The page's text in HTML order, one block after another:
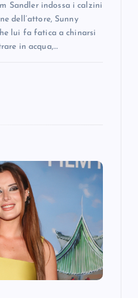
Sandler indossa i calzini
dell’attore, Sunny
lui fa fatica a chinarsi
in acqua,…